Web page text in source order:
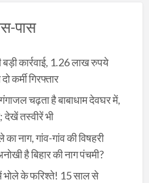
पास
बड़ी कार्रवाई, 1.26 लाख रुपये
कर्मी गिरफ्तार
चढ़ता है बाबाधाम देवघर में,
देखें तस्वीरें भी
नाग, गांव-गांव की विषहरी
है बिहार की नाग पंचमी?
भोले के फरिश्ते! 15 साल से